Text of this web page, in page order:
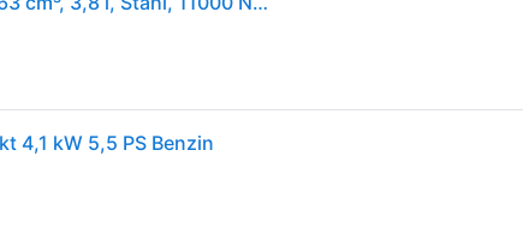
4,1 kW 5,5 PS Benzin